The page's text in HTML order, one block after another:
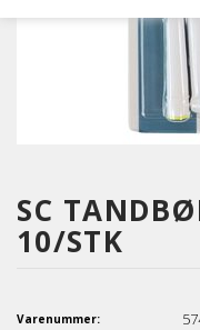
SC
10/STK
Varenummer: